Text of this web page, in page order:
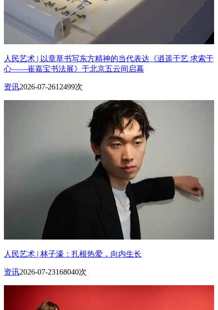
人民艺术 | 以章草书写东方精神的当代表达《逍遥于艺 求索于
心——崔嘉宝书法展》于北京五云间启幕
资讯2026-07-2612499次
人民艺术 | 林子濠：扎根热爱，向内生长
资讯2026-07-23168040次